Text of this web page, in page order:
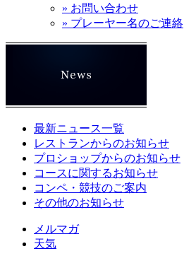
» お問い合わせ
» プレーヤー名のご連絡
最新ニュース一覧
レストランからのお知らせ
プロショップからのお知らせ
コースに関するお知らせ
コンペ・競技のご案内
その他のお知らせ
メルマガ
天気